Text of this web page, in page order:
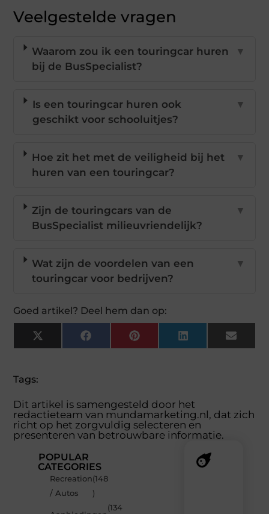
Veelgestelde vragen
Waarom zou ik een touringcar huren
bij de BusSpecialist?
▼
Is een touringcar huren ook
geschikt voor schooluitjes?
▼
Hoe zit het met de veiligheid bij het
huren van een touringcar?
▼
Zijn de touringcars van de
BusSpecialist milieuvriendelijk?
▼
Wat zijn de voordelen van een
touringcar voor bedrijven?
▼
Goed artikel? Deel hem dan op:
X
(Twitter)
FacebookPinterestLinkedInEmail
Tags:
Dit artikel is samengesteld door het
redactieteam van mundamarketing.nl, dat zich
richt op het zorgvuldig selecteren en
presenteren van betrouwbare informatie.
POPULAR
CATEGORIES
Recreation
/ Autos
(148
)
(134